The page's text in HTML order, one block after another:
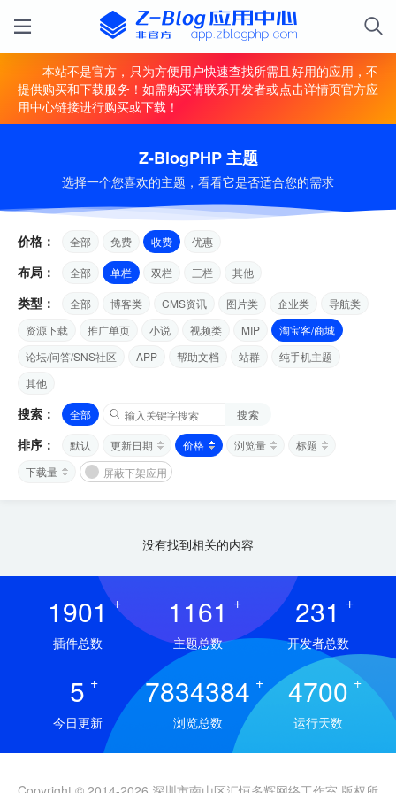
本站不是官方，只为方便用户快速查找所需且好用的应用，不
提供购买和下载服务！如需购买请联系开发者或点击详情页官方应
用中心链接进行购买或下载！
Z-BlogPHP 主题
选择一个您喜欢的主题，看看它是否适合您的需求
价格： 全部 免费 收费 优惠
布局： 全部 单栏 双栏 三栏 其他
类型： 全部 博客类 CMS资讯 图片类 企业类
导航类
资源下载
推广单页 小说 视频类 MIP
淘宝客/商城
论坛/问答/SNS社区
APP 帮助文档 站群
纯手机主题
其他
搜索： 全部 搜索
排序： 默认 更新日期 价格 浏览量
标题
下载量
屏蔽下架应用
没有找到相关的内容
1901 +
插件总数
1161 +
主题总数
231 +
开发者总数
5 +
今日更新
7834384 +
浏览总数
4700 +
运行天数